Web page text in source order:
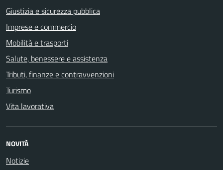
Giustizia e sicurezza pubblica
Imprese e commercio
Mobilità e trasporti
Salute, benessere e assistenza
Tributi, finanze e contravvenzioni
Turismo
Vita lavorativa
NOVITÀ
Notizie